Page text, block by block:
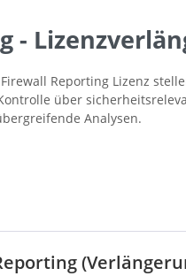
-
Reporting Lizenz
über
Analysen.